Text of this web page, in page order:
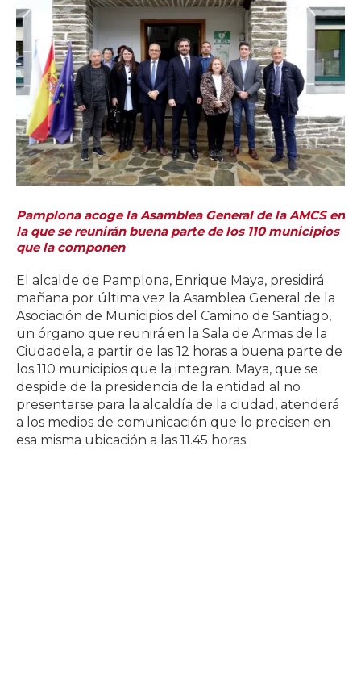
Pamplona acoge la Asamblea General de la AMCS en
la que se reunirán buena parte de los 110 municipios
que la componen
El alcalde de Pamplona, Enrique Maya, presidirá
mañana por última vez la Asamblea General de la
Asociación de Municipios del Camino de Santiago,
un órgano que reunirá en la Sala de Armas de la
Ciudadela, a partir de las 12 horas a buena parte de
los 110 municipios que la integran. Maya, que se
despide de la presidencia de la entidad al no
presentarse para la alcaldía de la ciudad, atenderá
a los medios de comunicación que lo precisen en
esa misma ubicación a las 11.45 horas.